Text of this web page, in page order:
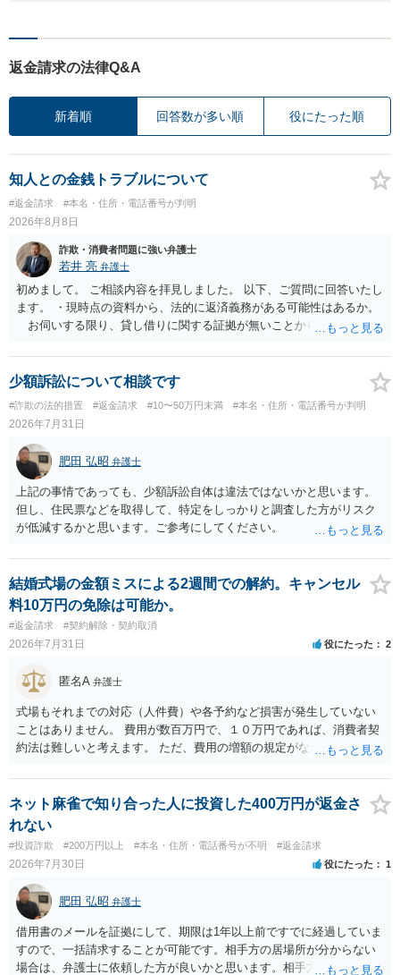
返金請求の法律Q&A
新着順 回答数が多い順 役にたった順
知人との金銭トラブルについて
#返金請求 #本名・住所・電話番号が判明
2026年8月8日
詐欺・消費者問題に強い弁護士
若井 亮 弁護士
初めまして。 ご相談内容を拝見しました。 以下、ご質問に回答いたし
ます。 ・現時点の資料から、法的に返済義務がある可能性はあるか。
お伺いする限り、貸し借りに関する証拠が無いことから、相手方が
主張や現在の資料を踏まえ、今後どのように対応するのが適切か。
贈与か消費貸借かの争いにおいては、様々な圧力をかけて回収をしよ
うとするケースも散見されます。 ご自身での対応に窮するようであ
れば、代理人を立てることもご検討ください。 ・相手へ送る回答文に
ついてアドバイスをいただけるか。 具体的な回答内容については、
一般的に無料法律相談での対応外になろうかと思います。 法律事務
所にご連絡いただき、対応の可否や費用をご確認ください。
少額訴訟について相談です
#詐欺の法的措置 #返金請求 #10〜50万円未満 #本名・住所・電話番号が判明
2026年7月31日
肥田 弘昭 弁護士
上記の事情であっても、少額訴訟自体は違法ではないかと思います。
但し、住民票などを取得して、特定をしっかりと調査した方がリスク
が低減するかと思います。ご参考にしてください。
結婚式場の金額ミスによる2週間での解約。キャンセル
料10万円の免除は可能か。
#返金請求 #契約解除・契約取消
2026年7月31日 役にたった 2
匿名A 弁護士
式場もそれまでの対応（人件費）や各予約など損害が発生していない
ことはありません。 費用が数百万円で、１０万円であれば、消費者契
約法は難しいと考えます。 ただ、費用の増額の規定がなかったのに増
ということになり、解約するのは理由がないことになります。
ネット麻雀で知り合った人に投資した400万円が返金さ
れない
#投資詐欺 #200万円以上 #本名・住所・電話番号が不明 #返金請求
2026年7月30日 役にたった 1
肥田 弘昭 弁護士
借用書のメールを証拠にして、期限は1年以上前ですでに経過していま
すので、一括請求することが可能です。相手方の居場所が分からない
場合は、弁護士に依頼した方が良いかと思います。相手方の居場所が